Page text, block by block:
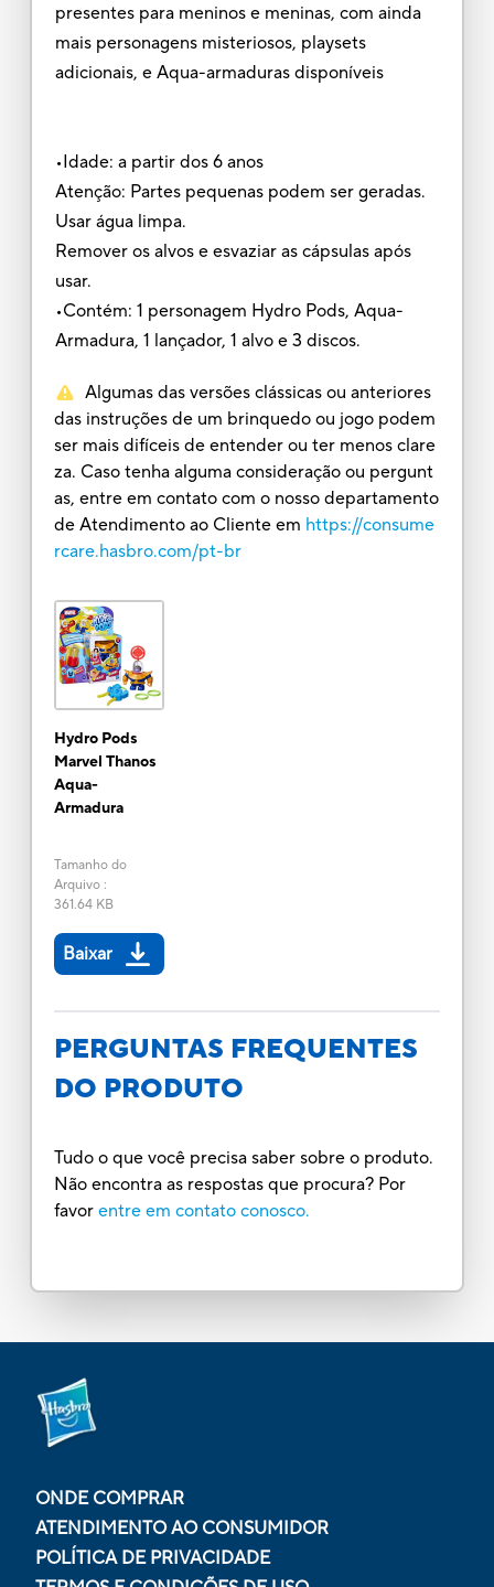
presentes para meninos e meninas, com ainda
mais personagens misteriosos, playsets
adicionais, e Aqua-armaduras disponíveis
•Idade: a partir dos 6 anos
Atenção: Partes pequenas podem ser geradas.
Usar água limpa.
Remover os alvos e esvaziar as cápsulas após
usar.
•Contém: 1 personagem Hydro Pods, Aqua-
Armadura, 1 lançador, 1 alvo e 3 discos.
Algumas das versões clássicas ou anteriores
das instruções de um brinquedo ou jogo podem
ser mais difíceis de entender ou ter menos clare
za. Caso tenha alguma consideração ou pergunt
as, entre em contato com o nosso departamento
de Atendimento ao Cliente em https://consume
rcare.hasbro.com/pt-br
Hydro Pods
Marvel Thanos
Aqua-
Armadura
Tamanho do
Arquivo:
361.64 KB
Baixar
PERGUNTAS FREQUENTES
DO PRODUTO
Tudo o que você precisa saber sobre o produto.
Não encontra as respostas que procura? Por
favor entre em contato conosco.
ONDE COMPRAR
ATENDIMENTO AO CONSUMIDOR
POLÍTICA DE PRIVACIDADE